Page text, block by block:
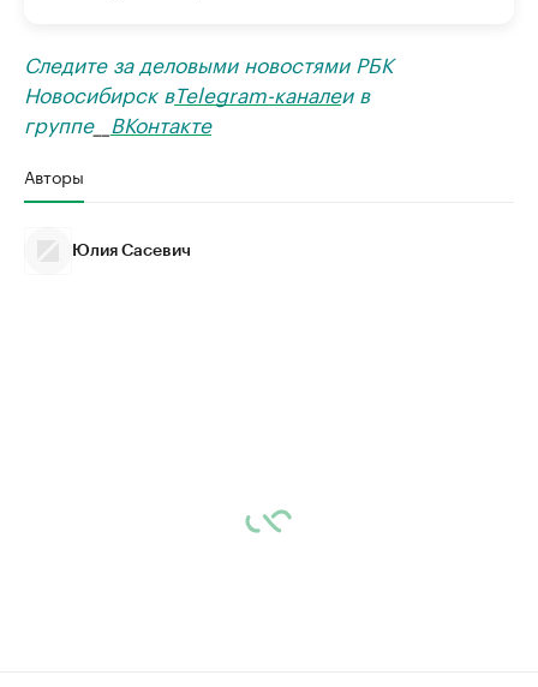
Следите за деловыми новостями РБК
Новосибирск вTelegram-каналеи в
группе__ ВКонтакте
Авторы
Юлия Сасевич